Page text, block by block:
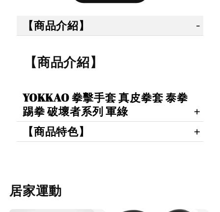
【拳運會】
拳擊手套 除
格鬥專用 擊
退汗味 台灣
製造 酵素分
解
NT$ 350
售完
綁帶 彈性手
綁帶 熱情火
紅款
綁帶 獨
殊色系
綠
【商品介紹】
【商品介紹】
YOKKAO 拳擊手套 真皮拳套 泰拳
踢拳 破壞者系列 軍綠
【商品特色】
居家運動